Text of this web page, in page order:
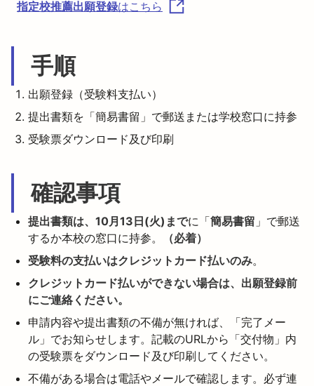
指定校推薦出願登録はこちら
手順
出願登録（受験料支払い）
提出書類を「簡易書留」で郵送または学校窓口に持参
受験票ダウンロード及び印刷
確認事項
提出書類は、10月13日(火)までに「簡易書留 」で郵送
するか本校の窓口に持参。
（必着）
受験料の支払いはクレジットカード払いのみ。
クレジットカード払いができない場合は、出願登録前
にご連絡ください。
申請内容や提出書類の不備が無ければ、「完了メー
ル」でお知らせします。記載のURLから「交付物」内
の受験票をダウンロード及び印刷してください。
不備がある場合は電話やメールで確認します。必ず連